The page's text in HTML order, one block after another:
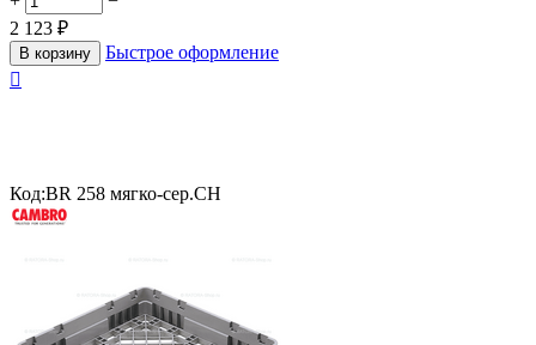
2 123 ₽
В корзину
Быстрое оформление

Код:BR 258 мягко-сер.CH